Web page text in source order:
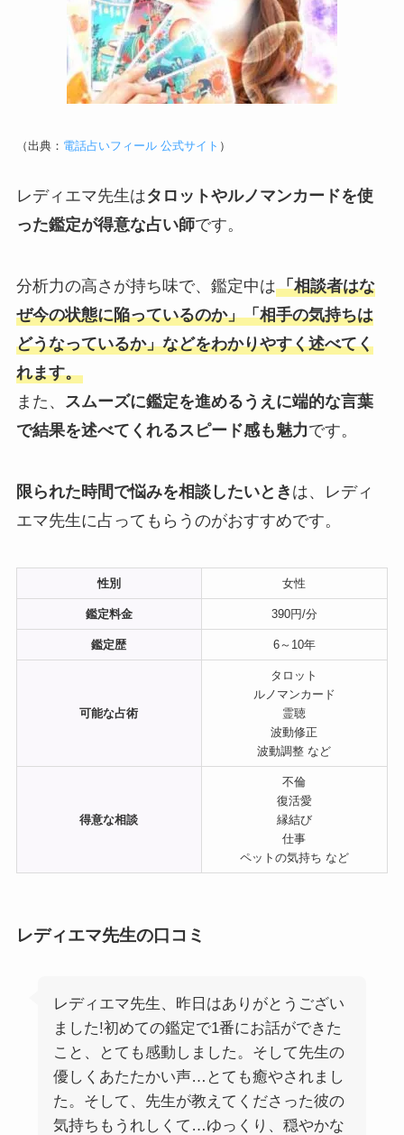
（出典： 電話占いフィール 公式サイト ）
レディエマ先生はタロットやルノマンカードを使
った鑑定が得意な占い師です。
分析力の高さが持ち味で、鑑定中は「相談者はな
ぜ今の状態に陥っているのか」「相手の気持ちは
どうなっているか」などをわかりやすく述べてく
れます。
また、 スムーズに鑑定を進めるうえに端的な言葉
で結果を述べてくれるスピード感も魅力です。
限られた時間で悩みを相談したいとき は、レディ
エマ先生に占ってもらうのがおすすめです。
性別 女性
鑑定料金 390円/分
鑑定歴 6～10年
可能な占術
タロット
ルノマンカード
霊聴
波動修正
波動調整 など
得意な相談
不倫
復活愛
縁結び
仕事
ペットの気持ち など
レディエマ先生の口コミ
レディエマ先生、昨日はありがとうござい
ました!初めての鑑定で1番にお話ができた
こと、とても感動しました。そして先生の
優しくあたたかい声…とても癒やされまし
た。そして、先生が教えてくださった彼の
気持ちもうれしくて…ゆっくり、穏やかな